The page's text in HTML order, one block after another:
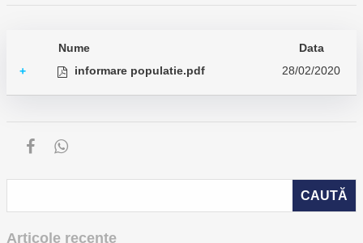
Nume
Data
+
informare populatie.pdf 28/02/2020
Articole recente